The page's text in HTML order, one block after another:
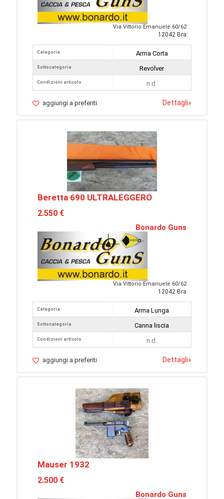
Via Vittorio Emanuele 60/62
12042 Bra
Categoria
Sottocategoria
Condizioni articolo
Arma Corta
Revolver
n.d.
aggiungi a preferiti Dettagli»
Beretta 690 ULTRALEGGERO
2.550 €
Bonardo Guns
Via Vittorio Emanuele 60/62
12042 Bra
Categoria
Sottocategoria
Condizioni articolo
Arma Lunga
Canna liscia
n.d.
aggiungi a preferiti Dettagli»
Mauser 1932
2.500 €
Bonardo Guns